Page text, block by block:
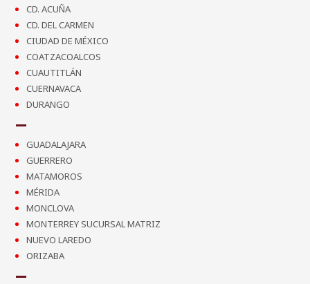
CD. ACUÑA
CD. DEL CARMEN
CIUDAD DE MÉXICO
COATZACOALCOS
CUAUTITLÁN
CUERNAVACA
DURANGO
GUADALAJARA
GUERRERO
MATAMOROS
MÉRIDA
MONCLOVA
MONTERREY SUCURSAL MATRIZ
NUEVO LAREDO
ORIZABA